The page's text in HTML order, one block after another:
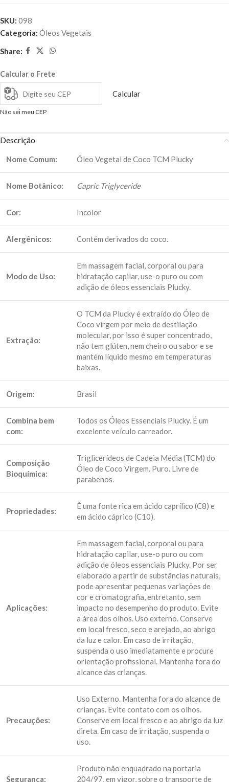
SKU: 098
Categoria: Óleos Vegetais
Share:
Calcular o Frete
Calcular
Não sei meu CEP
Descrição
Nome Comum: Óleo Vegetal de Coco TCM Plucky
Nome Botânico: Capric Triglyceride
Cor: Incolor
Alergênicos: Contém derivados do coco.
Modo de Uso:
Em massagem facial, corporal ou para
hidratação capilar, use-o puro ou com
adição de óleos essenciais Plucky.
Extração:
O TCM da Plucky é extraído do Óleo de
Coco virgem por meio de destilação
molecular, por isso é super concentrado,
não tem glúten, nem cheiro ou sabor e se
mantém líquido mesmo em temperaturas
baixas.
Origem: Brasil
Combina bem
com:
Todos os Óleos Essenciais Plucky. É um
excelente veículo carreador.
Composição
Bioquímica:
Triglicerídeos de Cadeia Média (TCM) do
Óleo de Coco Virgem. Puro. Livre de
parabenos.
Propriedades:
É uma fonte rica em ácido caprílico (C8) e
em ácido cáprico (C10).
Aplicações:
Em massagem facial, corporal ou para
hidratação capilar, use-o puro ou com
adição de óleos essenciais Plucky. Por ser
elaborado a partir de substâncias naturais,
pode apresentar pequenas variações de
cor e cromatografia, entretanto, sem
impacto no desempenho do produto. Evite
a área dos olhos. Uso externo. Conserve
em local fresco, seco e arejado, ao abrigo
da luz e calor. Em caso de irritação,
suspenda o uso imediatamente e procure
orientação profissional. Mantenha fora do
alcance das crianças.
Precauções:
Uso Externo. Mantenha fora do alcance de
crianças. Evite contato com os olhos.
Conserve em local fresco e ao abrigo da luz
direta. Em caso de irritação, suspenda o
uso.
Segurança:
Produto não enquadrado na portaria
204/97, em vigor, sobre o transporte de